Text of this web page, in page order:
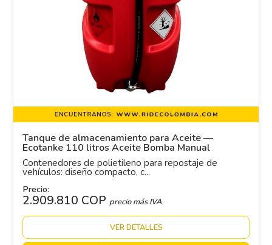
Tanque de almacenamiento para Aceite —
Ecotanke 110 litros Aceite Bomba Manual
Contenedores de polietileno para repostaje de
vehículos: diseño compacto, c...
Precio:
2.909.810 COPprecio más IVA
VER DETALLES